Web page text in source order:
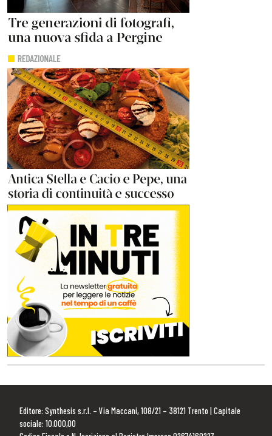
Editore: Synthesis s.r.l. – Via Maccani, 108/21 – 38121 Trento | Capitale
sociale: 10.000,00